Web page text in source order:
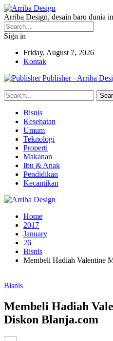
Arriba Design, desain baru dunia
Sign in
Friday, August 7, 2026
Kontak
Publisher - Arriba
Bisnis
Kesehatan
Umum
Teknologi
Properti
Makanan
Ibu & Anak
Pendidikan
Kecantikan
Home
2017
January
26
Bisnis
Membeli Hadiah Valentine
Bisnis
Membeli Hadiah
Diskon Blanja.com